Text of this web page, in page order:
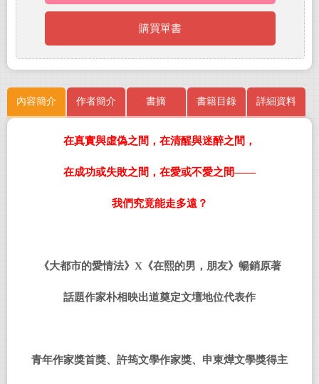
購買單書
內容簡介 作者簡介 書摘 書籍目錄 詳細資料
在真實與虛偽之間，在清醒與迷醉之間，
在成功或失敗之間，在愛或不愛之間——
我們究竟能走多遠？
《大都市的愛情法》 X 《在熙的男，朋友》暢銷原著
話題作家朴相映出道奠定文壇地位代表作
青年作家獎首獎、許筠文學作家獎、申東燁文學獎得主